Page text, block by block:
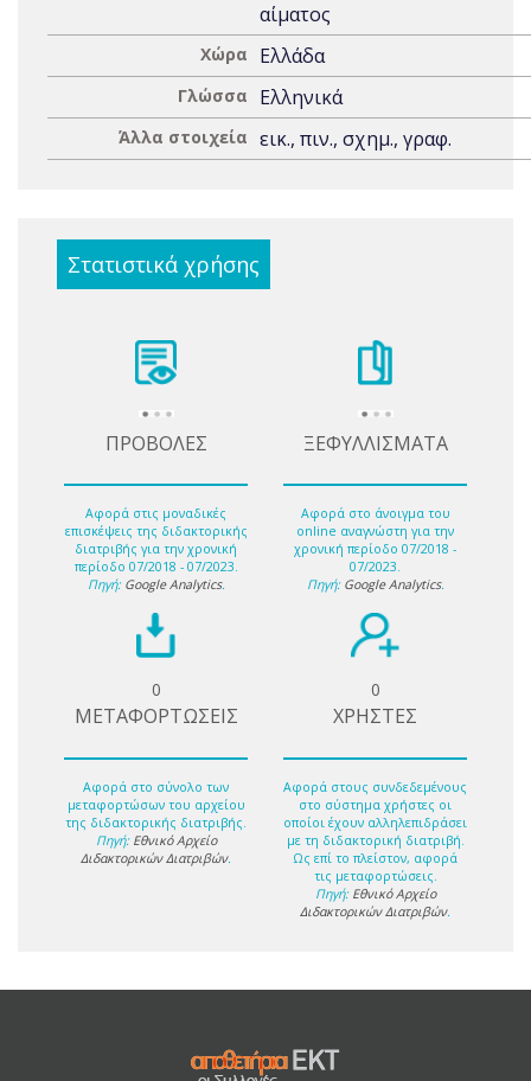
αίματος
Χώρα Ελλάδα
Γλώσσα Ελληνικά
Άλλα στοιχεία εικ., πιν., σχημ., γραφ.
Στατιστικά χρήσης
ΠΡΟΒΟΛΕΣ
Αφορά στις μοναδικές
επισκέψεις της διδακτορικής
διατριβής για την χρονική
περίοδο 07/2018 - 07/2023.
Πηγή: Google Analytics.
ΞΕΦΥΛΛΙΣΜΑΤΑ
Αφορά στο άνοιγμα του
online αναγνώστη για την
χρονική περίοδο 07/2018 -
07/2023.
Πηγή: Google Analytics.
0
ΜΕΤΑΦΟΡΤΩΣΕΙΣ
Αφορά στο σύνολο των
μεταφορτώσων του αρχείου
της διδακτορικής διατριβής.
Πηγή: Εθνικό Αρχείο
Διδακτορικών Διατριβών.
0
ΧΡΗΣΤΕΣ
Αφορά στους συνδεδεμένους
στο σύστημα χρήστες οι
οποίοι έχουν αλληλεπιδράσει
με τη διδακτορική διατριβή.
Ως επί το πλείστον, αφορά
τις μεταφορτώσεις.
Πηγή: Εθνικό Αρχείο
Διδακτορικών Διατριβών.